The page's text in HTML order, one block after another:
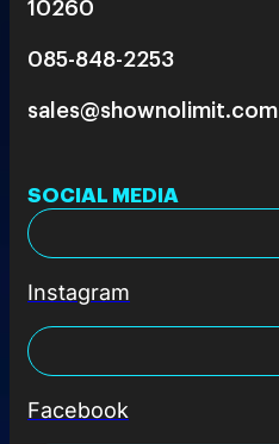
10260
085-848-2253
sales@shownolimit.com
SOCIAL MEDIA
Instagram
Facebook